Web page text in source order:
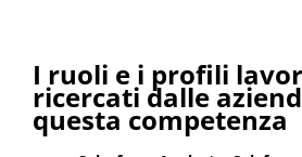
I ruoli e i profili
ricercati dalle
questa competenza